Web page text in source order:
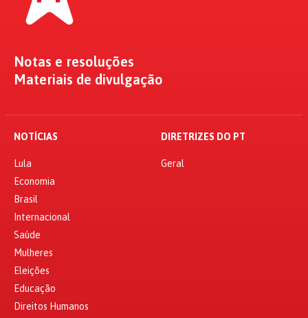
Notas e resoluções
Materiais de divulgação
NOTÍCIAS
Lula
Economia
Brasil
Internacional
Saúde
Mulheres
Eleições
Educação
Direitos Humanos
DIRETRIZES DO PT
Geral